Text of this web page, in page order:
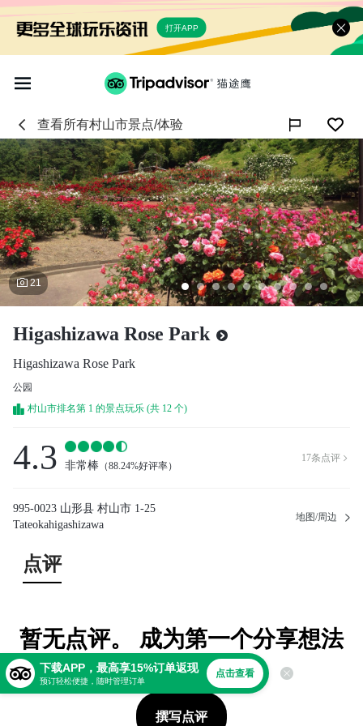
打开APP
查看所有村山市景点/体验
21
Higashizawa Rose Park
Higashizawa Rose Park
公园
村山市排名第 1 的景点玩乐 (共 12 个)
4.3 非常棒 （88.24%好评率）
17条点评 
995-0023 山形县 村山市 1-25
Tateokahigashizawa
地图/周边
点评
暂无点评。 成为第一个分享想法
的人！
撰写点评
下载APP，最高享15%订单返现
预订轻松便捷，随时管理订单
点击查看